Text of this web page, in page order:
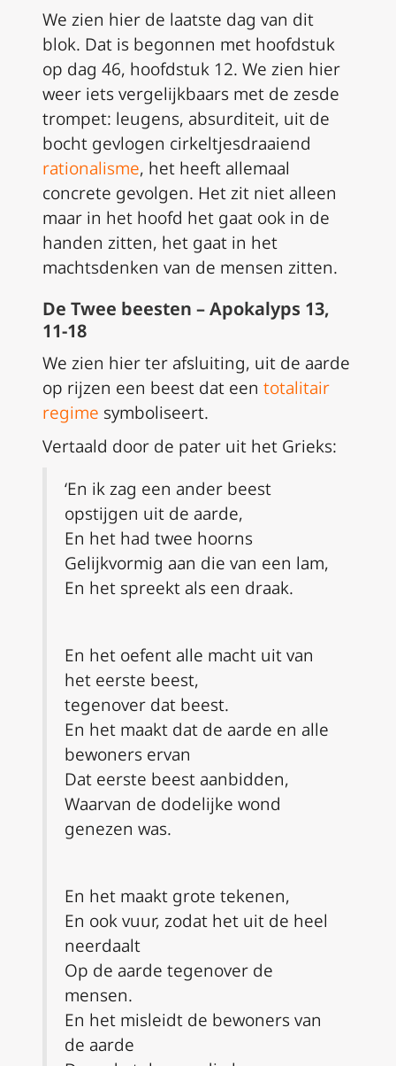
We zien hier de laatste dag van dit
blok. Dat is begonnen met hoofdstuk
op dag 46, hoofdstuk 12. We zien hier
weer iets vergelijkbaars met de zesde
trompet: leugens, absurditeit, uit de
bocht gevlogen cirkeltjesdraaiend
rationalisme, het heeft allemaal
concrete gevolgen. Het zit niet alleen
maar in het hoofd het gaat ook in de
handen zitten, het gaat in het
machtsdenken van de mensen zitten.
De Twee beesten – Apokalyps 13,
11-18
We zien hier ter afsluiting, uit de aarde
op rijzen een beest dat een totalitair
regime symboliseert.
Vertaald door de pater uit het Grieks:
‘En ik zag een ander beest
opstijgen uit de aarde,
En het had twee hoorns
Gelijkvormig aan die van een lam,
En het spreekt als een draak.
En het oefent alle macht uit van
het eerste beest,
tegenover dat beest.
En het maakt dat de aarde en alle
bewoners ervan
Dat eerste beest aanbidden,
Waarvan de dodelijke wond
genezen was.
En het maakt grote tekenen,
En ook vuur, zodat het uit de heel
neerdaalt
Op de aarde tegenover de
mensen.
En het misleidt de bewoners van
de aarde